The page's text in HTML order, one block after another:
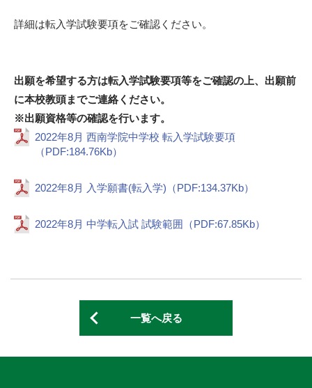
詳細は転入学試験要項をご確認ください。
出願を希望する方は転入学試験要項等をご確認の上、出願前
に本校教頭までご連絡ください。
※出願資格等の確認を行います。
2022年8月 西南学院中学校 転入学試験要項
（PDF:184.76Kb）
2022年8月 入学願書(転入学)（PDF:134.37Kb）
2022年8月 中学転入試 試験範囲（PDF:67.85Kb）
一覧へ戻る